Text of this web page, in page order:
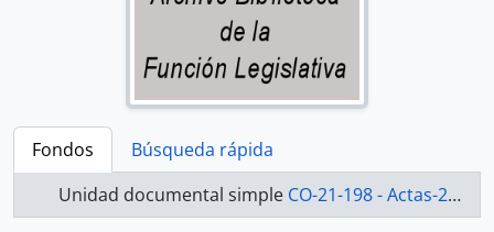
Fondos
Búsqueda rápida
Unidad documental simple CO-21-198 - Actas-2000-2002